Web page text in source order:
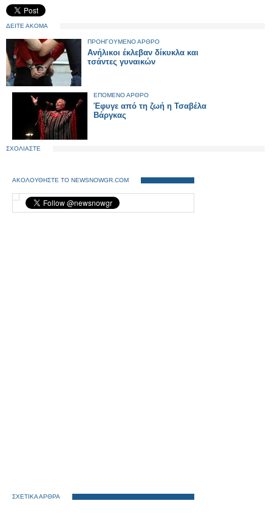
ΔΕΙΤΕ ΑΚΟΜΑ
ΠΡΟΗΓΟΥΜΕΝΟ ΑΡΘΡΟ
Ανήλικοι έκλεβαν δίκυκλα και
τσάντες γυναικών
ΕΠΟΜΕΝΟ ΑΡΘΡΟ
Έφυγε από τη ζωή η Τσαβέλα
Βάργκας
ΣΧΟΛΙΑΣΤΕ
ΑΚΟΛΟΥΘΗΣΤΕ ΤΟ NEWSNOWGR.COM
ΣΧΕΤΙΚΑ ΑΡΘΡΑ